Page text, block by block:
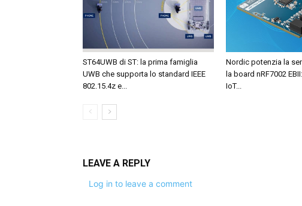
ST64UWB di ST: la prima famiglia
UWB che supporta lo standard IEEE
802.15.4z e...
Nordic potenzia la
la board nRF7002
IoT...
LEAVE A REPLY
Log in to leave a comment